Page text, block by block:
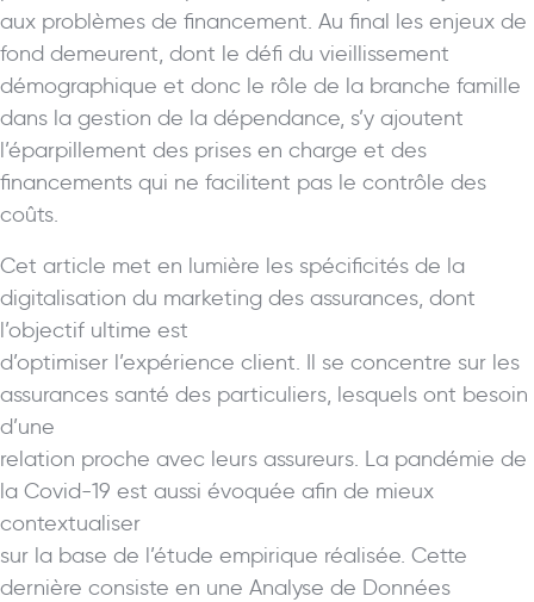
aux problèmes de financement. Au final les enjeux de
fond demeurent, dont le défi du vieillissement
démographique et donc le rôle de la branche famille
dans la gestion de la dépendance, s’y ajoutent
l’éparpillement des prises en charge et des
financements qui ne facilitent pas le contrôle des
coûts.
Cet article met en lumière les spécificités de la
digitalisation du marketing des assurances, dont
l’objectif ultime est
d’optimiser l’expérience client. Il se concentre sur les
assurances santé des particuliers, lesquels ont besoin
d’une
relation proche avec leurs assureurs. La pandémie de
la Covid-19 est aussi évoquée afin de mieux
contextualiser
sur la base de l’étude empirique réalisée. Cette
dernière consiste en une Analyse de Données